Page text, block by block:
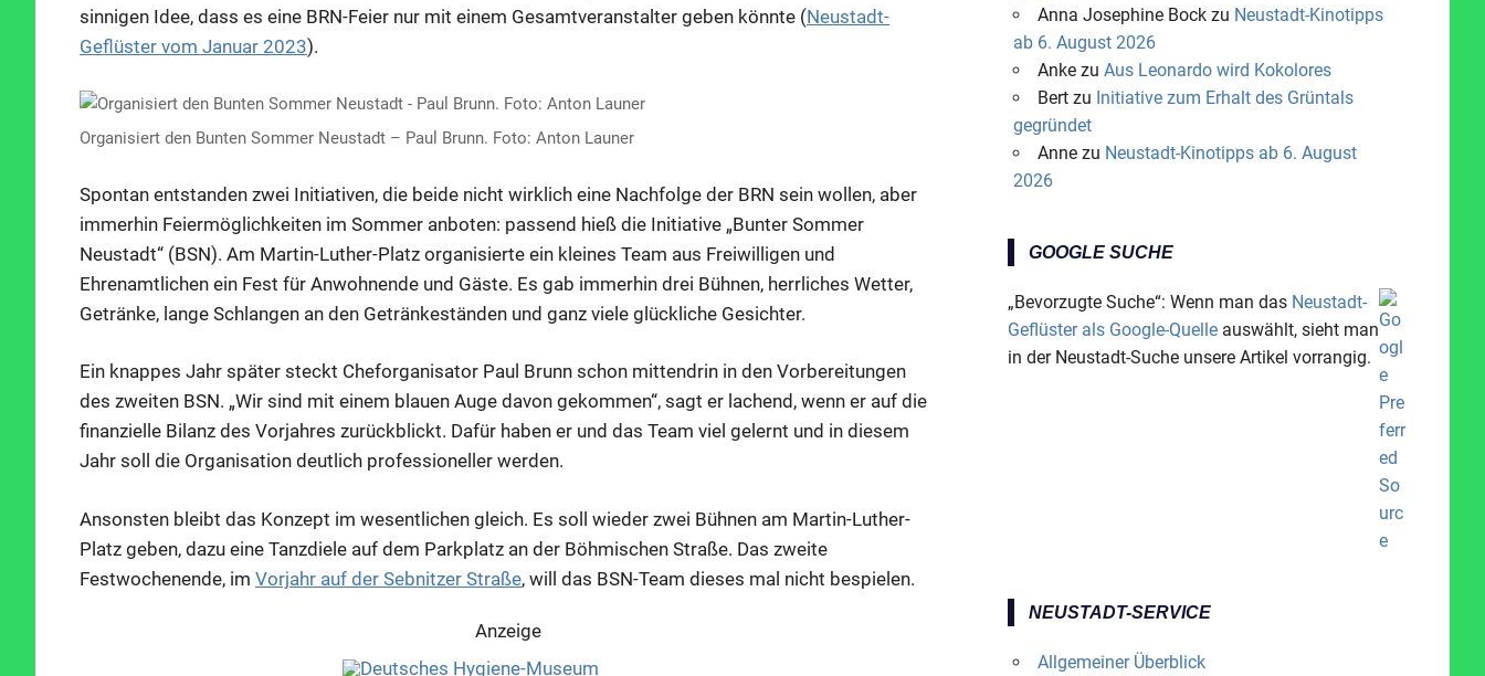
sinnigen Idee, dass es eine BRN-Feier nur mit einem Gesamtveranstalter geben könnte (Neustadt-
Geflüster vom Januar 2023).
Organisiert den Bunten Sommer Neustadt – Paul Brunn. Foto: Anton Launer
Spontan entstanden zwei Initiativen, die beide nicht wirklich eine Nachfolge der BRN sein wollen, aber
immerhin Feiermöglichkeiten im Sommer anboten: passend hieß die Initiative „Bunter Sommer
Neustadt“ (BSN). Am Martin-Luther-Platz organisierte ein kleines Team aus Freiwilligen und
Ehrenamtlichen ein Fest für Anwohnende und Gäste. Es gab immerhin drei Bühnen, herrliches Wetter,
Getränke, lange Schlangen an den Getränkeständen und ganz viele glückliche Gesichter.
Ein knappes Jahr später steckt Cheforganisator Paul Brunn schon mittendrin in den Vorbereitungen
des zweiten BSN. „Wir sind mit einem blauen Auge davon gekommen“, sagt er lachend, wenn er auf die
finanzielle Bilanz des Vorjahres zurückblickt. Dafür haben er und das Team viel gelernt und in diesem
Jahr soll die Organisation deutlich professioneller werden.
Ansonsten bleibt das Konzept im wesentlichen gleich. Es soll wieder zwei Bühnen am Martin-Luther-
Platz geben, dazu eine Tanzdiele auf dem Parkplatz an der Böhmischen Straße. Das zweite
Festwochenende, im Vorjahr auf der Sebnitzer Straße, will das BSN-Team dieses mal nicht bespielen.
Anzeige
Anna Josephine Bockzu Neustadt-Kinotipps
ab 6. August 2026
Ankezu Aus Leonardo wird Kokolores
Bertzu Initiative zum Erhalt des Grüntals
gegründet
Annezu Neustadt-Kinotipps ab 6. August
2026
GOOGLE SUCHE
„Bevorzugte Suche“: Wenn man das Neustadt-
Geflüster als Google-Quelle auswählt, sieht man
in der Neustadt-Suche unsere Artikel vorrangig.
NEUSTADT-SERVICE
Allgemeiner Überblick